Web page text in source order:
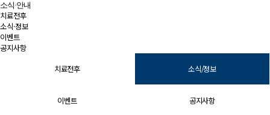
소식·안내
치료전후
소식·정보
이벤트
공지사항
치료전후
소식/정보
이벤트
공지사항